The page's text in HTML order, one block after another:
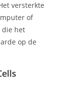
versterkte
of
die het
op de